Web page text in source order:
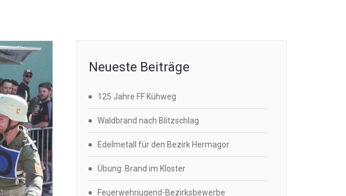
Neueste Beiträge
125 Jahre FF Kühweg
Waldbrand nach Blitzschlag
Edelmetall für den Bezirk Hermagor
Übung: Brand im Kloster
Feuerwehrjugend-Bezirksbewerbe